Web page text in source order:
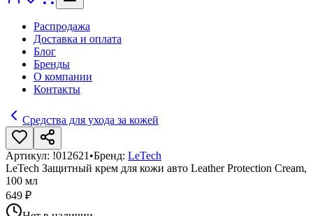
Распродажа
Доставка и оплата
Блог
Бренды
О компании
Контакты
Средства для ухода за кожей
Артикул: !012621 •Бренд: LeTech
LeTech Защитный крем для кожи авто Leather Protection Cream,
100 мл
649 ₽